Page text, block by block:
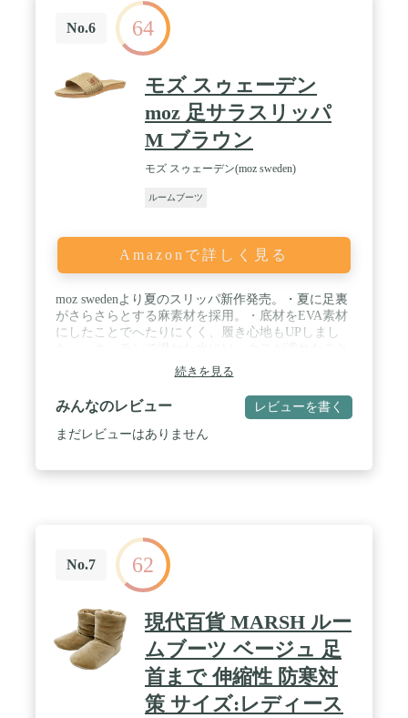
工がなくなりました） / 【チェック・コーデュロ
イ・ネイティブ】商品外寸（片足分）：幅120×奥行
270×高さ270 / 商品重量：約280g / 【チェック・コー
デュロイ・ネイティブ】梱包サイズ：幅300×奥行
300×高さ70 / 梱包重量：約300g / 個口数：1 / ※サイ
ズの誤差は多少発生します。ご了承下さい。(単
位：約mm) ※詳細な商品サイズは画像一覧にござ
No.6 64
モズ スゥェーデン
moz 足サラスリッパ
M ブラウン
モズ スゥェーデン(moz sweden)
ルームブーツ
Amazonで詳しく見る
moz swedenより夏のスリッパ新作発売。・夏に足裏
がさらさらとする麻素材を採用。・底材をEVA素材
にしたことでへたりにくく、履き心地もUPしまし
はありませんか?浴槽のお湯を止めにちょこっと浴
室に入ることはありませんか?そんな時でも裏底が
EVA樹脂素材なので濡れや滑りに安心です。 / 適応
サイズ: M:約22～24cm/重量:約137g L:約24.5～26㎝/
重量:約164g 材質: 表地：麻 / 底：EVA樹脂 / ●素
続きを見る
みんなのレビュー レビューを書く
まだレビューはありません
No.7 62
現代百貨 MARSH ルー
ムブーツ ベージュ 足
首まで 伸縮性 防寒対
策 サイズ:レディース